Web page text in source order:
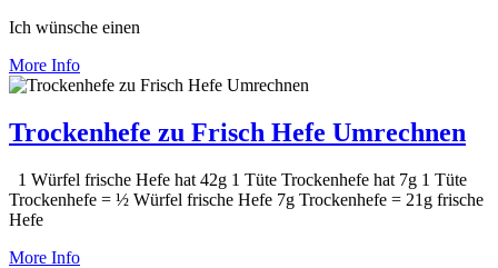
Ich wünsche einen
More Info
Trockenhefe zu Frisch Hefe Umrechnen
1 Würfel frische Hefe hat 42g 1 Tüte Trockenhefe hat 7g 1 Tüte
Trockenhefe = ½ Würfel frische Hefe 7g Trockenhefe = 21g frische
Hefe
More Info